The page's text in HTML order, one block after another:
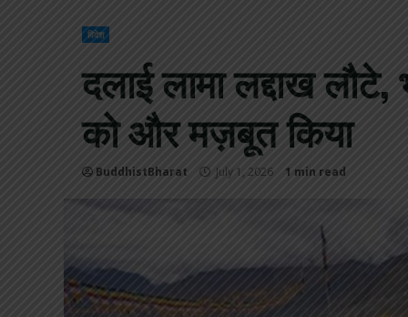
विदेश
दलाई लामा लद्दाख लौटे,
को और मज़बूत किया
BuddhistBharat July 1, 2026 1 min read